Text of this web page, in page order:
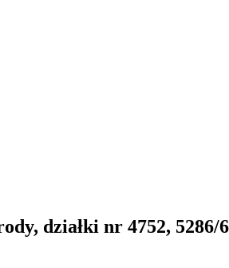
działki nr 4752, 5286/